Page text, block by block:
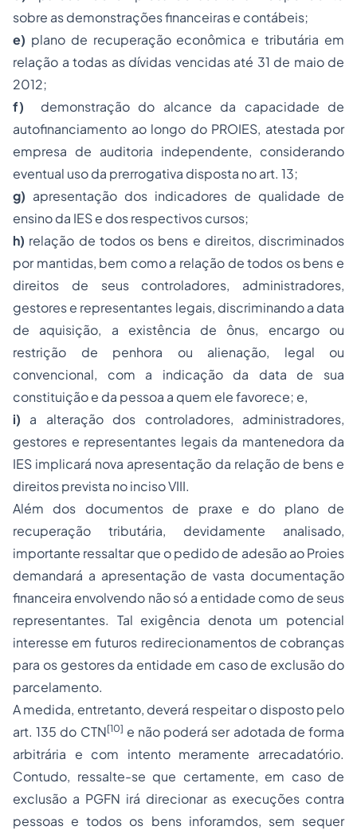
sobre as demonstrações financeiras e contábeis;
e) plano de recuperação econômica e tributária em
relação a todas as dívidas vencidas até 31 de maio de
2012;
f) demonstração do alcance da capacidade de
autofinanciamento ao longo do PROIES, atestada por
empresa de auditoria independente, considerando
eventual uso da prerrogativa disposta no art. 13;
g) apresentação dos indicadores de qualidade de
ensino da IES e dos respectivos cursos;
h) relação de todos os bens e direitos, discriminados
por mantidas, bem como a relação de todos os bens e
direitos de seus controladores, administradores,
gestores e representantes legais, discriminando a data
de aquisição, a existência de ônus, encargo ou
restrição de penhora ou alienação, legal ou
convencional, com a indicação da data de sua
constituição e da pessoa a quem ele favorece; e,
i) a alteração dos controladores, administradores,
gestores e representantes legais da mantenedora da
IES implicará nova apresentação da relação de bens e
direitos prevista no inciso VIII.
Além dos documentos de praxe e do plano de
recuperação tributária, devidamente analisado,
importante ressaltar que o pedido de adesão ao Proies
demandará a apresentação de vasta documentação
financeira envolvendo não só a entidade como de seus
representantes. Tal exigência denota um potencial
interesse em futuros redirecionamentos de cobranças
para os gestores da entidade em caso de exclusão do
parcelamento.
A medida, entretanto, deverá respeitar o disposto pelo
art. 135 do CTN[10] e não poderá ser adotada de forma
arbitrária e com intento meramente arrecadatório.
Contudo, ressalte-se que certamente, em caso de
exclusão a PGFN irá direcionar as execuções contra
pessoas e todos os bens inforamdos, sem sequer